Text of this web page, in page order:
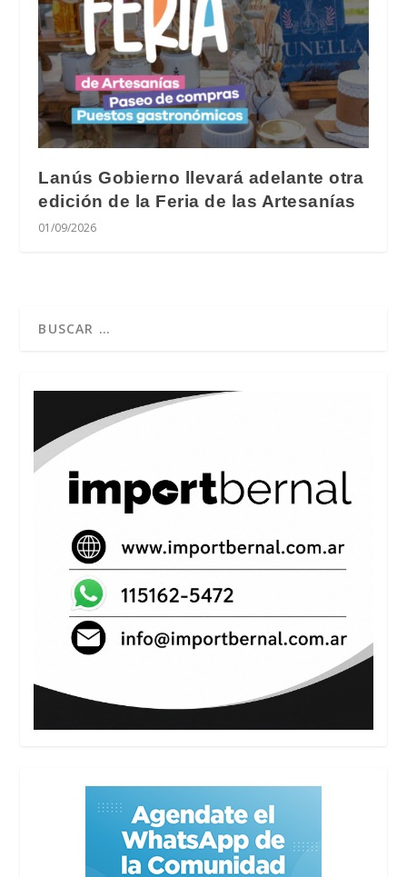
Lanús Gobierno llevará adelante otra
edición de la Feria de las Artesanías
01/09/2026